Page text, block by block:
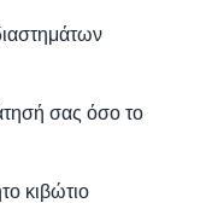
σας όσο το
κιβώτιο